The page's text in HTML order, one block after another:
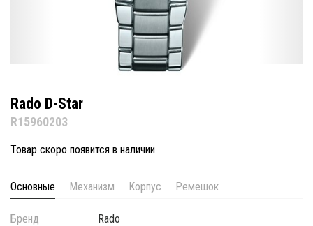
Rado D-Star
R15960203
Товар скоро появится в наличии
Основные Механизм Корпус Ремешок
Бренд
Rado